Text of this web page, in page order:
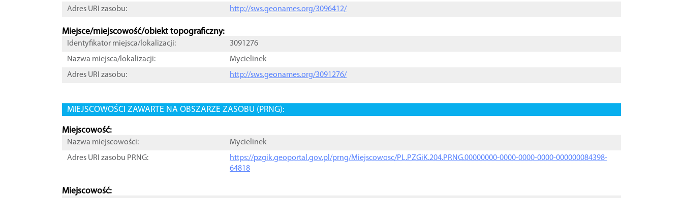
Adres URI zasobu:
http://sws.geonames.org/3096412/
Miejsce/miejscowość/obiekt topograficzny:
Identyfikator miejsca/lokalizacji:
3091276
Nazwa miejsca/lokalizacji:
Mycielinek
Adres URI zasobu:
http://sws.geonames.org/3091276/
MIEJSCOWOŚCI ZAWARTE NA OBSZARZE ZASOBU (PRNG):
Miejscowość:
Nazwa miejscowości:
Mycielinek
Adres URI zasobu PRNG:
https://pzgik.geoportal.gov.pl/prng/Miejscowosc/PL.PZGiK.204.PRNG.00000000-0000-0000-0000-000000084398-
64818
Miejscowość: